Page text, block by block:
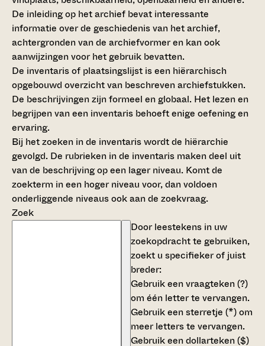
De inleiding op het archief bevat interessante
informatie over de geschiedenis van het archief,
achtergronden van de archiefvormer en kan ook
aanwijzingen voor het gebruik bevatten.
De inventaris of plaatsingslijst is een hiërarchisch
opgebouwd overzicht van beschreven archiefstukken.
De beschrijvingen zijn formeel en globaal. Het lezen en
begrijpen van een inventaris behoeft enige oefening en
ervaring.
Bij het zoeken in de inventaris wordt de hiërarchie
gevolgd. De rubrieken in de inventaris maken deel uit
van de beschrijving op een lager niveau. Komt de
zoekterm in een hoger niveau voor, dan voldoen
onderliggende niveaus ook aan de zoekvraag.
Zoek
Door leestekens in uw
zoekopdracht te gebruiken,
zoekt u specifieker of juist
breder:
Gebruik eenvraagteken (?)
om één letter te vervangen.
Gebruik eensterretje (*)om
meer letters te vervangen.
Gebruik eendollarteken ($)